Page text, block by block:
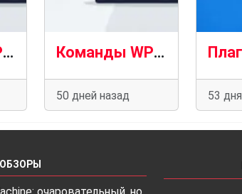
Команды WP-CLI: полное справочное руководство (2026). Часть 4 Команды WP-CLI: полное справочное руководство (2026). Часть 3
50 дней назад 53
ОБЗОРЫ